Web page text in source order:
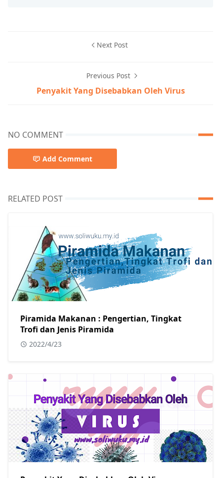
Next Post
Previous Post
Penyakit Yang Disebabkan Oleh Virus
NO COMMENT
Add Comment
RELATED POST
Piramida Makanan : Pengertian, Tingkat
Trofi dan Jenis Piramida
2022/4/23